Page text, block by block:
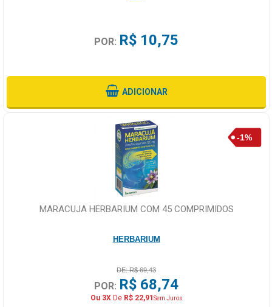
POR: R$ 10,75
ADICIONAR
MARACUJA HERBARIUM COM 45 COMPRIMIDOS
HERBARIUM
DE: R$ 69,43
POR: R$ 68,74
Ou 3XDe R$ 22,91Sem Juros